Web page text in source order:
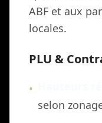
ABF et aux
locales.
PLU &
•
selon